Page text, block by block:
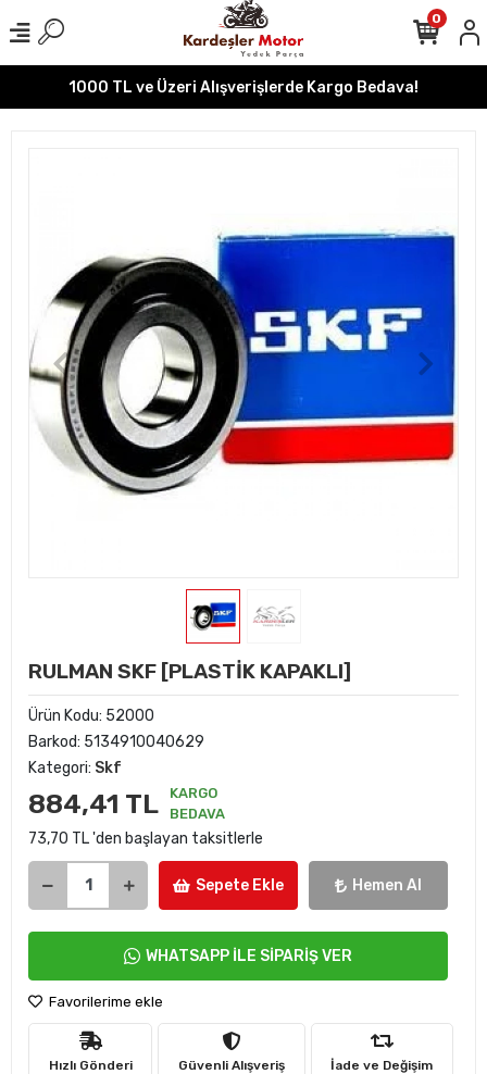
1000 TL ve Üzeri Alışverişlerde Kargo Bedava!
0
RULMAN SKF [PLASTİK KAPAKLI]
Ürün Kodu: 52000
Barkod: 5134910040629
Kategori: Skf
884,41 TL
KARGO
BEDAVA
73,70 TL 'den başlayan taksitlerle
Sepete Ekle Hemen Al
WHATSAPP İLE SİPARİŞ VER
Favorilerime ekle
Hızlı Gönderi Güvenli Alışveriş İade ve Değişim